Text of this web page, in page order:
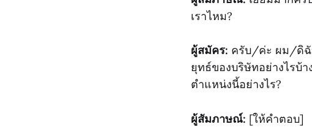
เราไหม?
ผู้สมัคร: ครับ/ค่ะ ผม/ดิฉั
ยุทธ์ของบริษัทอย่างไรบ้
ตำแหน่งนี้อย่างไร?
ผู้สัมภาษณ์: [ให้คำตอบ]